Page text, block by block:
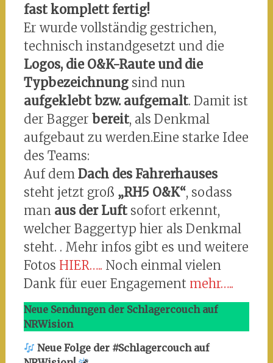
fast komplett fertig!
Er wurde vollständig gestrichen,
technisch instandgesetzt und die
Logos, die O&K-Raute und die
Typbezeichnungsind nun
aufgeklebt bzw. aufgemalt. Damit ist
der Bagger bereit, als Denkmal
aufgebaut zu werden.Eine starke Idee
des Teams:
Auf dem Dach des Fahrerhauses
steht jetzt groß „RH5 O&K“, sodass
man aus der Luftsofort erkennt,
welcher Baggertyp hier als Denkmal
steht. . Mehr infos gibt es und weitere
Fotos HIER….. Noch einmal vielen
Dank für euer Engagement mehr…..
Neue Sendungen der Schlagercouch auf
NRWision
Neue Folge der #Schlagercouch auf